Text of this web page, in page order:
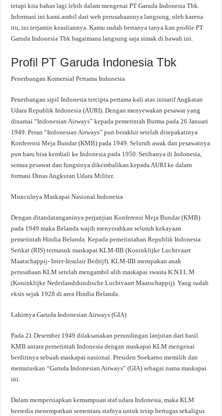
tetapi kita bahas lagi lebih dalam mengenai PT Garuda Indonesia Tbk.
Informasi ini kami ambil dari web perusahaannya langsung, oleh karena
itu, ini terjamin keasliannya. Kamu sudah bertanya tanya kan profile PT
Garuda Indonesia Tbk bagaimana langsung saja simak di bawah ini.
Profil PT Garuda Indonesia Tbk
Penerbangan Komersial Pertama Indonesia
Penerbangan sipil Indonesia tercipta pertama kali atas inisatif Angkatan
Udara Republik Indonesia (AURI). Dengan menyewakan pesawat yang
dinamai “Indonesian Airways” kepada pemerintah Burma pada 26 Januari
1949. Peran “Indonesian Airways” pun berakhir setelah disepakatinya
Konferensi Meja Bundar (KMB) pada 1949. Seluruh awak dan pesawatnya
pun baru bisa kembali ke Indonesia pada 1950. Setibanya di Indonesia,
semua pesawat dan fungsinya dikembalikan kepada AURI ke dalam
formasi Dinas Angkutan Udara Militer.
Munculnya Maskapai Nasional Indonesia
Dengan ditandatanganinya perjanjian Konferensi Meja Bundar (KMB)
pada 1949 maka Belanda wajib menyerahkan seluruh kekayaan
pemerintah Hindia Belanda. Kepada pemerintahan Republik Indonesia
Serikat (RIS) termasuk maskapai KLM-IIB (Koninklijke Luchtvaart
Maatschappij- Inter-Insulair Bedrijf). KLM-IIB merupakan anak
perusahaan KLM setelah mengambil alih maskapai swasta K.N.I.L.M
(Koninklijke Nederlandshindische Luchtvaart Maatschappij). Yang sudah
eksis sejak 1928 di area Hindia Belanda.
Lahirnya Garuda Indonesian Airways (GIA)
Pada 21 Desember 1949 dilaksanakan perundingan lanjutan dari hasil
KMB antara pemerintah Indonesia dengan maskapai KLM mengenai
berdirinya sebuah maskapai nasional. Presiden Soekarno memilih dan
memutuskan “Garuda Indonesian Airways” (GIA) sebagai nama maskapai
ini.
Dalam mempersiapkan kemampuan staf udara Indonesia, maka KLM
bersedia menempatkan sementara stafnya untuk tetap bertugas sekaligus